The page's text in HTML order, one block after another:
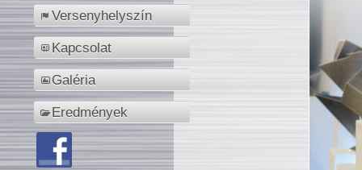
Versenyhelyszín
Kapcsolat
Galéria
Eredmények